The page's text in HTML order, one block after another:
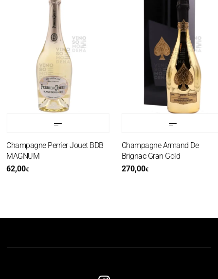
Champagne Perrier Jouet BDB
MAGNUM
62,00€
Champagne Armand De
Brignac Gran Gold
270,00€